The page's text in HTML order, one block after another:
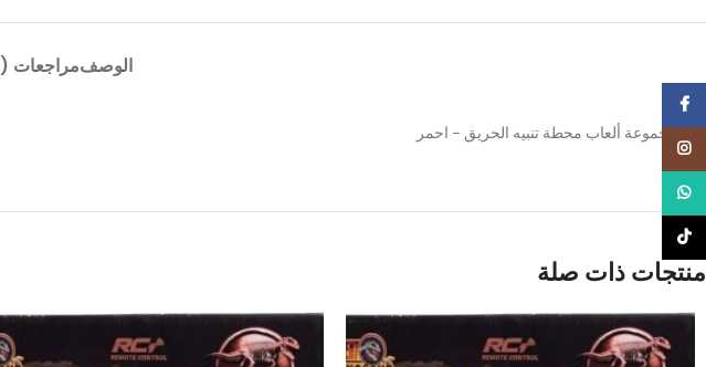
الوصفمراجعات (0)
لعبة مجموعة ألعاب محطة تنبيه الحريق – احمر
منتجات ذات صلة
Instagram